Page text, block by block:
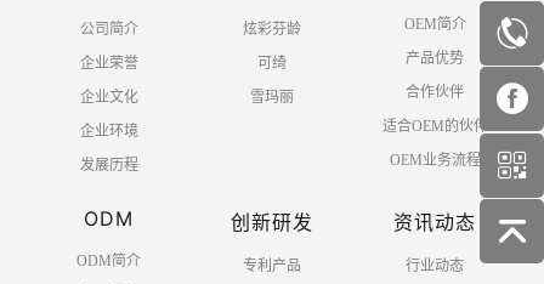
公司简介
企业荣誉
企业文化
企业环境
发展历程
炫彩芬龄
可绮
雪玛丽
OEM简介
产品优势
合作伙伴
适合OEM的伙伴
OEM业务流程
ODM
ODM简介
创新研发
专利产品
资讯动态
行业动态